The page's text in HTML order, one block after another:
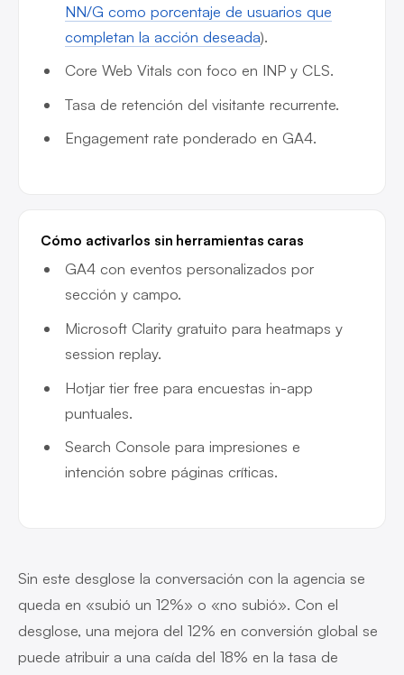
NN/G como porcentaje de usuarios que
completan la acción deseada).
Core Web Vitals con foco en INP y CLS.
Tasa de retención del visitante recurrente.
Engagement rate ponderado en GA4.
Cómo activarlos sin herramientas caras
GA4 con eventos personalizados por
sección y campo.
Microsoft Clarity gratuito para heatmaps y
session replay.
Hotjar tier free para encuestas in-app
puntuales.
Search Console para impresiones e
intención sobre páginas críticas.
Sin este desglose la conversación con la agencia se
queda en «subió un 12%» o «no subió». Con el
desglose, una mejora del 12% en conversión global se
puede atribuir a una caída del 18% en la tasa de